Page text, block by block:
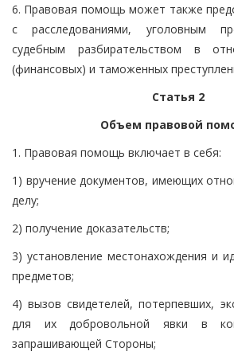
6. Правовая помощь может также
с расследованиями, уголовным
судебным разбирательством в
(финансовых) и таможенных
Статья 2
Объем правовой
1. Правовая помощь включает в себя:
1) вручение документов, имеющих
делу;
2) получение доказательств;
3) установление местонахождения и
предметов;
4) вызов свидетелей, потерпевших,
для их добровольной явки в
запрашивающей Стороны;